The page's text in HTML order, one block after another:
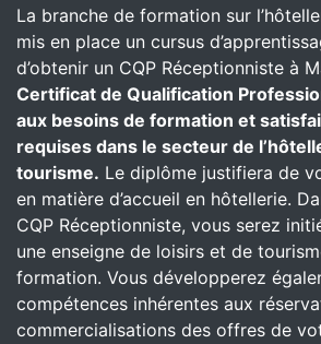
La branche de formation sur
mis en place un cursus
d’obtenir un CQP Réceptionniste à
Certificat de Qualification
aux besoins de formation et
requises dans le secteur de
tourisme. Le diplôme justifiera de
en matière d’accueil en hôtellerie.
CQP Réceptionniste, vous serez
une enseigne de loisirs et de
formation. Vous développerez
compétences inhérentes aux
commercialisations des offres de